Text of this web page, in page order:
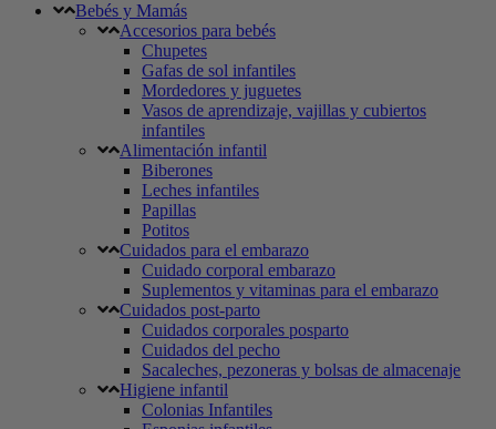
Bebés y Mamás
Accesorios para bebés
Chupetes
Gafas de sol infantiles
Mordedores y juguetes
Vasos de aprendizaje, vajillas y cubiertos
infantiles
Alimentación infantil
Biberones
Leches infantiles
Papillas
Potitos
Cuidados para el embarazo
Cuidado corporal embarazo
Suplementos y vitaminas para el embarazo
Cuidados post-parto
Cuidados corporales posparto
Cuidados del pecho
Sacaleches, pezoneras y bolsas de almacenaje
Higiene infantil
Colonias Infantiles